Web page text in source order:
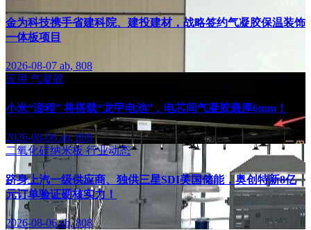
金为科技携手省建科院、建投建材，战略签约气凝胶保温装饰
一体板项目
2026-08-07 ab, 808
应用 气凝胶
小米“澎程” 将搭载“龙甲电池”，电芯间气凝胶最厚6mm！
2026-08-06ab, 808
二氧化硅纳米板 行业动态
跻身上汽一级供应商、独供三星SDI美国储能，奥创特新8亿
元订单验证硬核实力！
2026-08-06ab, 808